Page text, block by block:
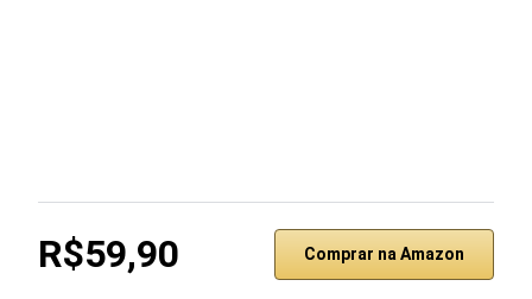
R$59,90 Comprar na Amazon